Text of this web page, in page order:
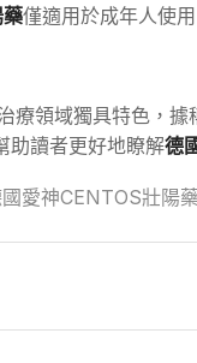
僅適用於成年人使
療領域獨具特色，
助讀者更好地瞭解德
愛神CENTOS壯陽